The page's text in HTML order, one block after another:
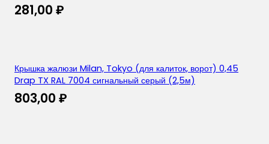
281,00 ₽
Крышка жалюзи Milan, Tokyo (для калиток, ворот) 0,45
Drap TX RAL 7004 сигнальный серый (2,5м)
803,00 ₽